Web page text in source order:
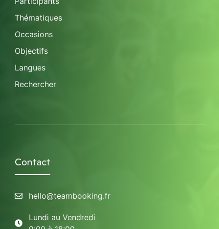
Thématiques
Occasions
Objectifs
Langues
Rechercher
Contact
hello@teambooking.fr
Lundi au Vendredi